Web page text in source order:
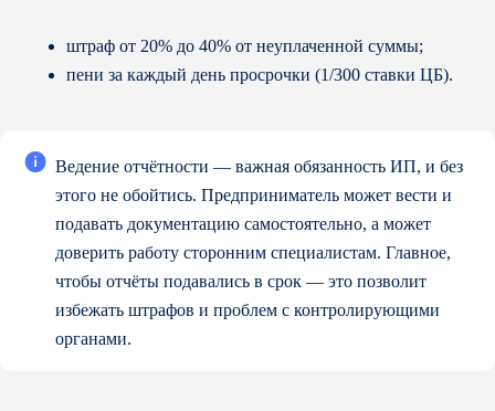
штраф от 20% до 40% от неуплаченной суммы;
пени за каждый день просрочки (1/300 ставки ЦБ).
Ведение отчётности — важная обязанность ИП, и без
этого не обойтись. Предприниматель может вести и
подавать документацию самостоятельно, а может
доверить работу сторонним специалистам. Главное,
чтобы отчёты подавались в срок — это позволит
избежать штрафов и проблем с контролирующими
органами.
Сведения о компании
По вопросам качества обращайтесь
quality.hotline@sber-solutions.ru
пн-чт с 08:00 до 19:00
пт с 08:00 до 18:00